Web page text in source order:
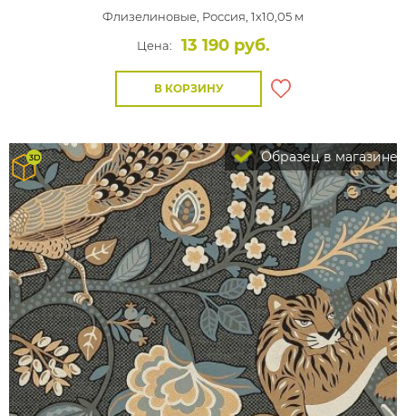
Флизелиновые, Россия, 1x10,05 м
Цена:
13 190 руб.
В КОРЗИНУ
Образец в магазине